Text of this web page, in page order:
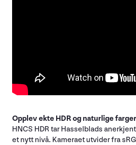
Opplev ekte HDR og naturlige farger
HNCS HDR tar Hasselblads
et nytt nivå. Kameraet utvider fra